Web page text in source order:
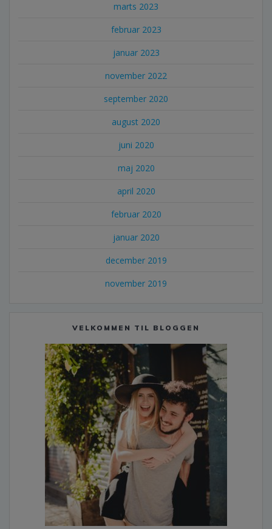
marts 2023
februar 2023
januar 2023
november 2022
september 2020
august 2020
juni 2020
maj 2020
april 2020
februar 2020
januar 2020
december 2019
november 2019
VELKOMMEN TIL BLOGGEN